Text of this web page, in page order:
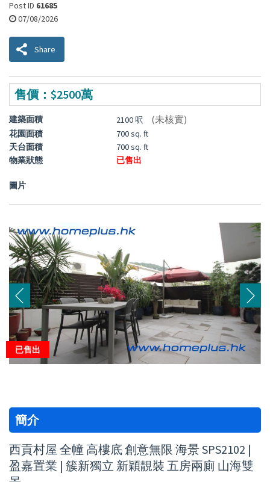
Post ID 61685
07/08/2026
Share
售價：$2500萬
建築面積 2100 呎 (未核實)
花園面積
700 sq. ft
天台面積
700 sq. ft
物業狀態
已售出
圖片
已售出
簡介
西貢村屋 全幢 高樓底 創意無限 海景 SPS2102 |
盈嘉置業 | 簇新獨立 新穎靚裝 五房兩廁 山海雙